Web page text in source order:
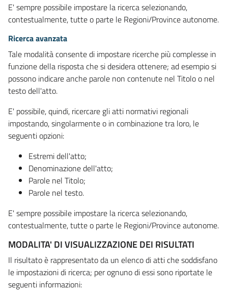
E' sempre possibile impostare la ricerca selezionando,
contestualmente, tutte o parte le Regioni/Province autonome.
Ricerca avanzata
Tale modalità consente di impostare ricerche più complesse in
funzione della risposta che si desidera ottenere; ad esempio si
possono indicare anche parole non contenute nel Titolo o nel
testo dell'atto.
E' possibile, quindi, ricercare gli atti normativi regionali
impostando, singolarmente o in combinazione tra loro, le
seguenti opzioni:
Estremi dell'atto;
Denominazione dell'atto;
Parole nel Titolo;
Parole nel testo.
E' sempre possibile impostare la ricerca selezionando,
contestualmente, tutte o parte le Regioni/Province autonome.
MODALITA' DI VISUALIZZAZIONE DEI RISULTATI
Il risultato è rappresentato da un elenco di atti che soddisfano
le impostazioni di ricerca; per ognuno di essi sono riportate le
seguenti informazioni: